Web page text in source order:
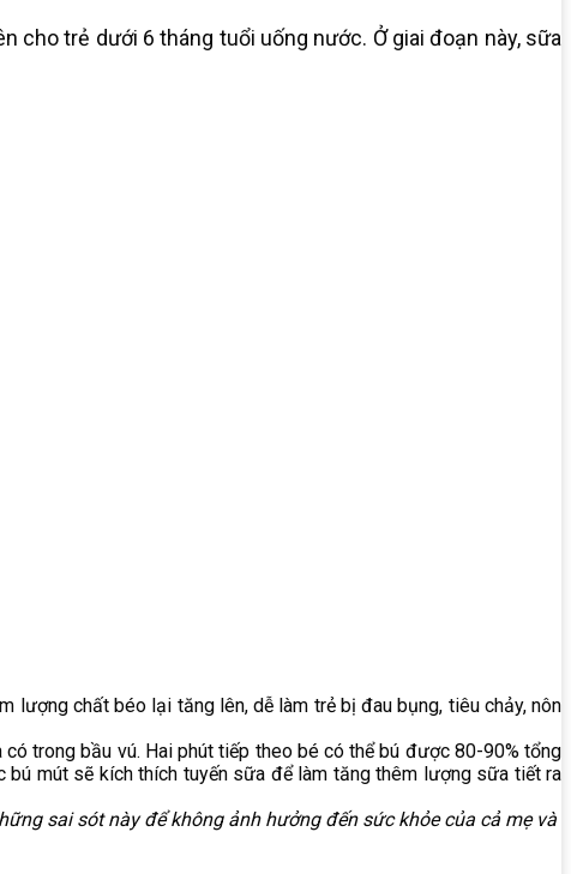
cho trẻ dưới 6 tháng tuổi uống nước. Ở giai đoạn này, sữa
lượng chất béo lại tăng lên, dễ làm trẻ bị đau bụng, tiêu chảy, nôn
trong bầu vú. Hai phút tiếp theo bé có thể bú được 80-90% tổng
bú mút sẽ kích thích tuyến sữa để làm tăng thêm lượng sữa tiết ra
sai sót này để không ảnh hưởng đến sức khỏe của cả mẹ và